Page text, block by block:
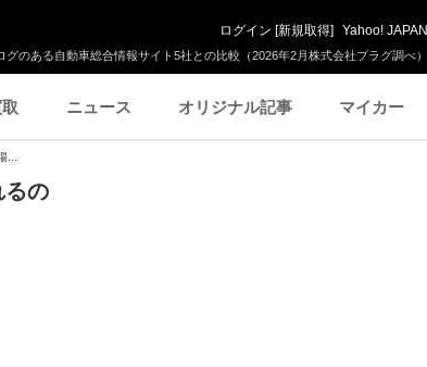
のある自動車総合情報サイト5社との比較（2026年2月株式会社プラグ調べ）
ログイン [新規取得] Yahoo! JAPAN
ニュース オリジナル記事 マイカー
...
るの